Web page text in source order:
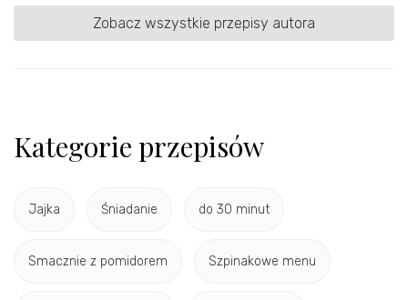
Zobacz wszystkie przepisy autora
Kategorie przepisów
Jajka Śniadanie do 30 minut
Smacznie z pomidorem Szpinakowe menu